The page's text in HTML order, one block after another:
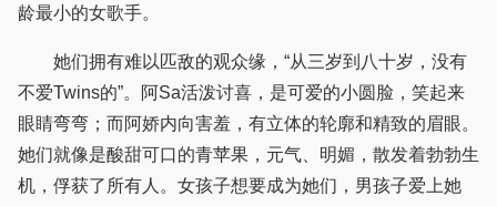
龄最小的女歌手。
她们拥有难以匹敌的观众缘，“从三岁到八十岁，没有
不爱Twins的”。阿Sa活泼讨喜，是可爱的小圆脸，笑起来
眼睛弯弯；而阿娇内向害羞，有立体的轮廓和精致的眉眼。
她们就像是酸甜可口的青苹果，元气、明媚，散发着勃勃生
机，俘获了所有人。女孩子想要成为她们，男孩子爱上她